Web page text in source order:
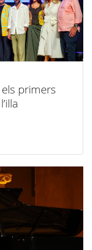
primers